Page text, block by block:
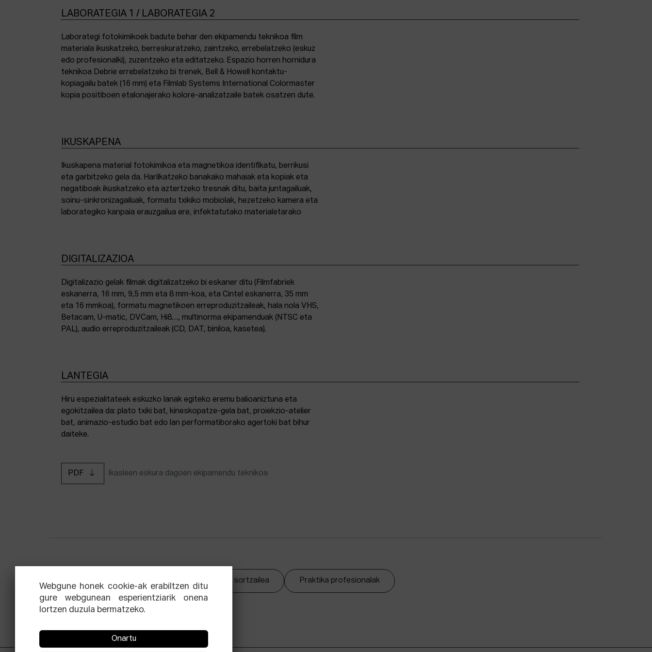
LABORATEGIA 1 / LABORATEGIA 2
Laborategi fotokimikoek badute behar den ekipamendu teknikoa film
materiala ikuskatzeko, berreskuratzeko, zaintzeko, errebelatzeko (eskuz
edo profesionalki), zuzentzeko eta editatzeko. Espazio horren hornidura
teknikoa Debrie errebelatzeko bi trenek, Bell & Howell kontaktu-
kopiagailu batek (16 mm) eta Filmlab Systems International Colormaster
kopia positiboen etalonajerako kolore-analizatzaile batek osatzen dute.
IKUSKAPENA
Ikuskapena material fotokimikoa eta magnetikoa identifikatu, berrikusi
eta garbitzeko gela da. Harilkatzeko banakako mahaiak eta kopiak eta
negatiboak ikuskatzeko eta aztertzeko tresnak ditu, baita juntagailuak,
soinu-sinkronizagailuak, formatu txikiko mobiolak, hezetzeko kamera eta
laborategiko kanpaia erauzgailua ere, infektatutako materialetarako
DIGITALIZAZIOA
Digitalizazio gelak filmak digitalizatzeko bi eskaner ditu (Filmfabriek
eskanerra, 16 mm, 9,5 mm eta 8 mm-koa, eta Cintel eskanerra, 35 mm
eta 16 mmkoa), formatu magnetikoen erreproduzitzaileak, hala nola VHS,
Betacam, U-matic, DVCam, Hi8…, multinorma ekipamenduak (NTSC eta
PAL), audio erreproduzitzaileak (CD, DAT, biniloa, kasetea).
LANTEGIA
Hiru espezialitateek eskuzko lanak egiteko eremu balioaniztuna eta
egokitzailea da: plato txiki bat, kineskopatze-gela bat, proiekzio-atelier
bat, animazio-estudio bat edo lan performatiborako agertoki bat bihur
daiteke.
PDF Ikasleen eskura dagoen ekipamendu teknikoa
Ekoizpen sortzailea Praktika profesionalak
Webgune honek cookie-ak erabiltzen ditu
gure webgunean esperientziarik onena
lortzen duzula bermatzeko.
Onartu